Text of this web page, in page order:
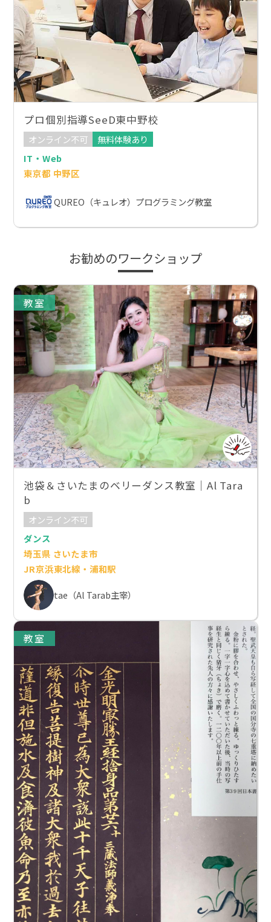
プロ個別指導SeeD東中野校
オンライン不可
無料体験あり
IT・Web
東京都 中野区
QUREO（キュレオ）プログラミング教室
お勧めのワークショップ
教室
池袋＆さいたまのベリーダンス教室｜Al Tara
b
オンライン不可
ダンス
埼玉県 さいたま市
JR京浜東北線・浦和駅
tae（Al Tarab主宰）
教室